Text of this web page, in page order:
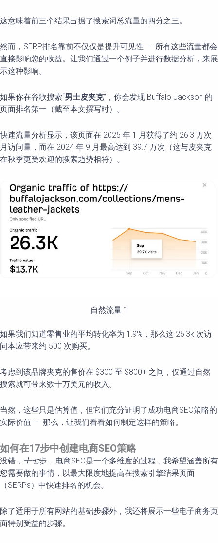
这意味着前三个结果占据了搜索词总流量的四分之三。
然而，SERP排名靠前不仅仅是提升可见性——所有这些流量都会
直接影响您的收益。让我们通过一个例子并进行数据分析，来展
示这种影响。
如果你在谷歌搜索“男士皮夹克”，你会发现 Buffalo Jackson 的
页面排名第一（截至本文撰写时）。
快速流量分析显示，该页面在 2025 年 1 月获得了约 26.3 万次
月访问量，而在 2024 年 9 月最高达到 39.7 万次（这与皮夹克
在秋季更受欢迎的搜索趋势相符）。
自然流量 1
如果我们知道零售业的平均转化率为 1.9%，那么这 26.3k 次访
问本应带来约 500 次购买。
考虑到该品牌夹克的售价在 $300 至 $800+ 之间，仅通过自然
搜索就可带来数十万美元的收入。
当然，这些只是估算值，但它们充分证明了成功电商SEO策略的
实际价值——那么，让我们看看如何制定这样的策略。
如何在17步中创建电商SEO策略
没错， 十七步……电商SEO是一个多维度的过程，我希望涵盖所有
您需要做的事情，以最大限度地提高在搜索引擎结果页面
（SERPs）中快速排名的机会。
除了适用于所有网站的基础步骤外，我还将展示一些电子商务页
面特别受益的步骤。